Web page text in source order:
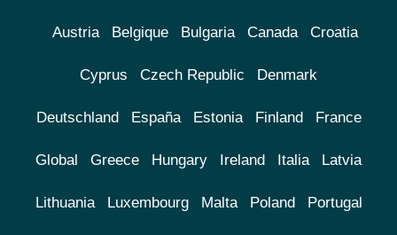
Austria Belgique Bulgaria Canada Croatia
Cyprus Czech Republic Denmark
Deutschland España Estonia Finland France
Global Greece Hungary Ireland Italia Latvia
Lithuania Luxembourg Malta Poland Portugal